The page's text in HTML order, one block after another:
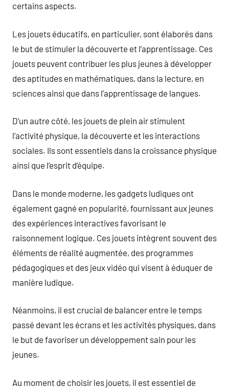
certains aspects.
Les jouets éducatifs, en particulier, sont élaborés dans
le but de stimuler la découverte et l’apprentissage. Ces
jouets peuvent contribuer les plus jeunes à développer
des aptitudes en mathématiques, dans la lecture, en
sciences ainsi que dans l’apprentissage de langues.
D’un autre côté, les jouets de plein air stimulent
l’activité physique, la découverte et les interactions
sociales. Ils sont essentiels dans la croissance physique
ainsi que l’esprit d’équipe.
Dans le monde moderne, les gadgets ludiques ont
également gagné en popularité, fournissant aux jeunes
des expériences interactives favorisant le
raisonnement logique. Ces jouets intègrent souvent des
éléments de réalité augmentée, des programmes
pédagogiques et des jeux vidéo qui visent à éduquer de
manière ludique.
Néanmoins, il est crucial de balancer entre le temps
passé devant les écrans et les activités physiques, dans
le but de favoriser un développement sain pour les
jeunes.
Au moment de choisir les jouets, il est essentiel de